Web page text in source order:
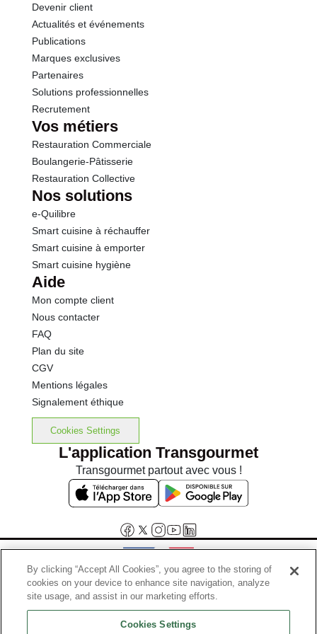
Sel
Devenir client
Actualités et événements
Publications
Marques exclusives
Partenaires
Solutions professionnelles
Recrutement
Vos métiers
Restauration Commerciale
Boulangerie-Pâtisserie
Restauration Collective
Nos solutions
e-Quilibre
Smart cuisine à réchauffer
Smart cuisine à emporter
Smart cuisine hygiène
Aide
Mon compte client
Nous contacter
FAQ
Plan du site
CGV
Mentions légales
Signalement éthique
Cookies Settings
L'application Transgourmet
Transgourmet partout avec vous !
Interdiction de vente de boissons alcooliques aux mineurs de
moins de 18 ans
La preuve de majorité de l'acheteur est exigée au moment de la vente
By clicking “Accept All Cookies”, you agree to the storing of
cookies on your device to enhance site navigation, analyze
site usage, and assist in our marketing efforts.
Cookies Settings